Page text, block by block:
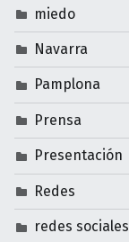
miedo
Navarra
Pamplona
Prensa
Presentación
Redes
redes sociales